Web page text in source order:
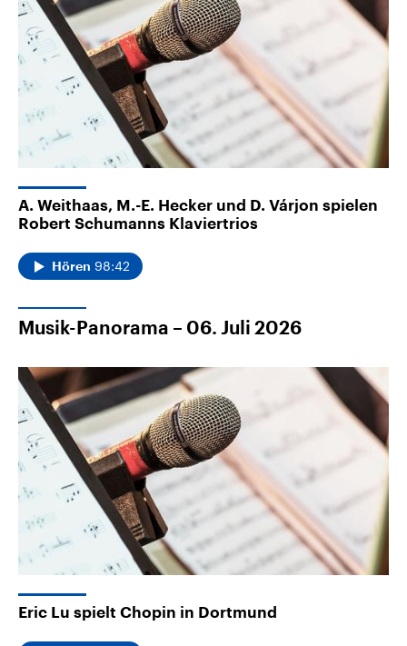
A. Weithaas, M.-E. Hecker und D. Várjon spielen
Robert Schumanns Klaviertrios
Hören 98:42
Musik-Panorama – 06. Juli 2026
Eric Lu spielt Chopin in Dortmund